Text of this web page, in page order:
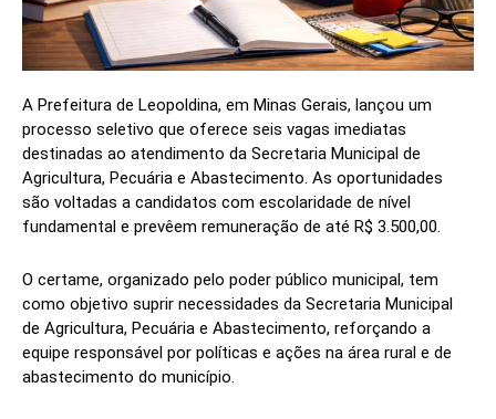
A Prefeitura de Leopoldina, em Minas Gerais, lançou um
processo seletivo que oferece seis vagas imediatas
destinadas ao atendimento da Secretaria Municipal de
Agricultura, Pecuária e Abastecimento. As oportunidades
são voltadas a candidatos com escolaridade de nível
fundamental e prevêem remuneração de até R$ 3.500,00.
O certame, organizado pelo poder público municipal, tem
como objetivo suprir necessidades da Secretaria Municipal
de Agricultura, Pecuária e Abastecimento, reforçando a
equipe responsável por políticas e ações na área rural e de
abastecimento do município.